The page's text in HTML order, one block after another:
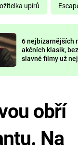
upírů
6 nejbizarnějších
akčních klasik,
slavné filmy už
obří
Na